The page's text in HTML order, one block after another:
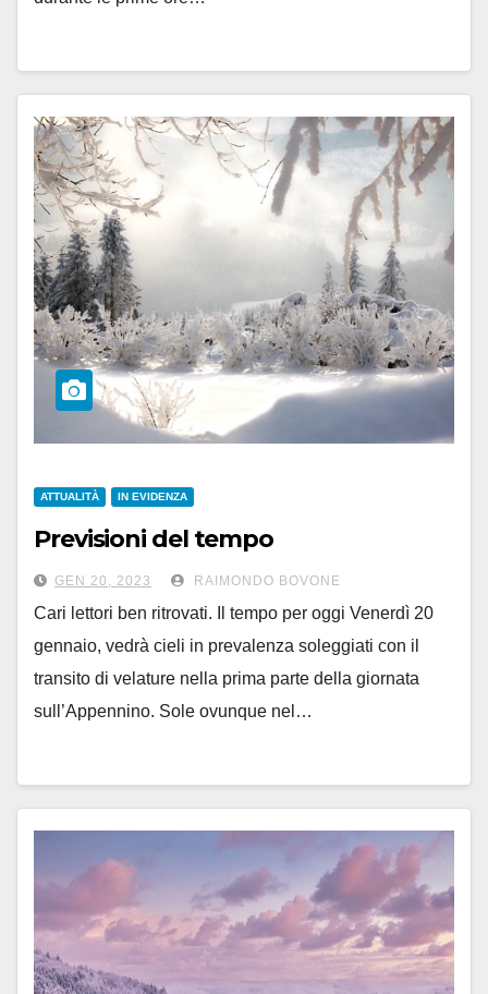
ATTUALITÀ IN EVIDENZA
Previsioni del tempo
GEN 20, 2023 RAIMONDO BOVONE
Cari lettori ben ritrovati. Il tempo per oggi Venerdì 20
gennaio, vedrà cieli in prevalenza soleggiati con il
transito di velature nella prima parte della giornata
sull’Appennino. Sole ovunque nel…